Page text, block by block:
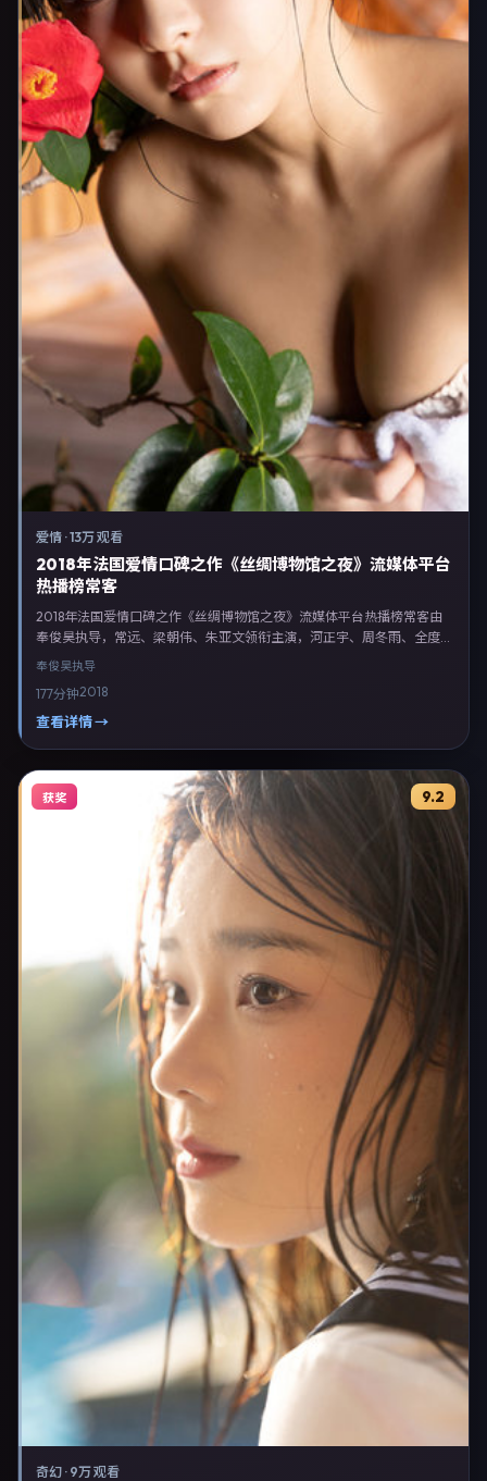
爱情 ·13万 观看
2018年法国爱情口碑之作《丝绸博物馆之夜》流媒体平台
热播榜常客
2018年法国爱情口碑之作《丝绸博物馆之夜》流媒体平台热播榜常客由
奉俊昊执导，常远、梁朝伟、朱亚文领衔主演，河正宇、周冬雨、全度妍
等联合出演。剧情以爱情类型为主线，融合法国本土叙事与人物弧光，适
完成法国摄制与后期，同年季度档期内全渠道上线与二轮放映。影片在节
奏、摄影与配乐上强调沉浸体验，可作为片单推荐、影评长文与专题策划
奉俊昊执导
177分钟2018
查看详情 →
获奖 9.2
奇幻 · 9万 观看